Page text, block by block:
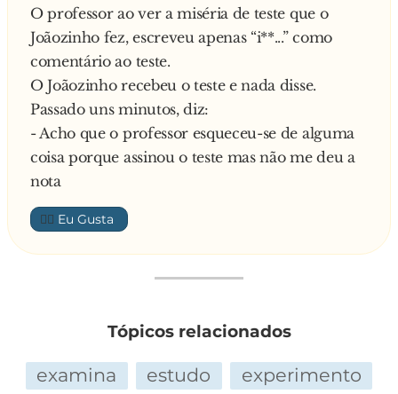
O professor ao ver a miséria de teste que o
Joãozinho fez, escreveu apenas “i**...” como
comentário ao teste.
O Joãozinho recebeu o teste e nada disse.
Passado uns minutos, diz:
- Acho que o professor esqueceu-se de alguma
coisa porque assinou o teste mas não me deu a
nota
👍🏼
Tópicos relacionados
examina estudo
experimento